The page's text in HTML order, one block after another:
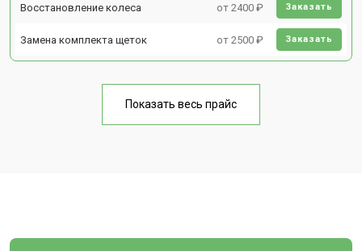
Восстановление колеса от 2400 ₽ Заказать
Замена комплекта щеток от 2500 ₽ Заказать
Показать весь прайс